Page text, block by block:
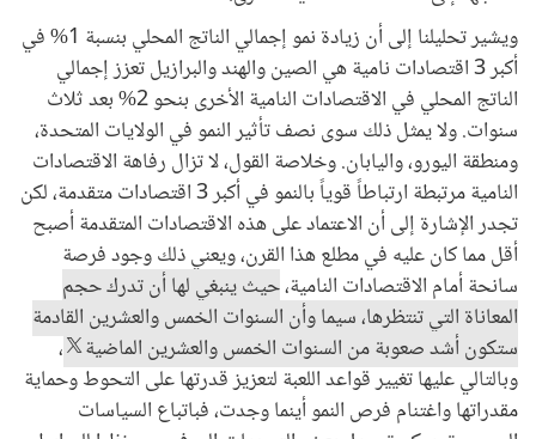
ويشير تحليلنا إلى أن زيادة نمو إجمالي الناتج المحلي بنسبة 1% في
أكبر 3 اقتصادات نامية هي الصين والهند والبرازيل تعزز إجمالي
الناتج المحلي في الاقتصادات النامية الأخرى بنحو 2% بعد ثلاث
سنوات. ولا يمثل ذلك سوى نصف تأثير النمو في الولايات المتحدة،
ومنطقة اليورو، واليابان. وخلاصة القول، لا تزال رفاهة الاقتصادات
النامية مرتبطة ارتباطاً قوياً بالنمو في أكبر 3 اقتصادات متقدمة، لكن
تجدر الإشارة إلى أن الاعتماد على هذه الاقتصادات المتقدمة أصبح
أقل مما كان عليه في مطلع هذا القرن، ويعني ذلك وجود فرصة
سانحة أمام الاقتصادات النامية،حيث ينبغي لها أن تدرك حجم
المعاناة التي تنتظرها، سيما وأن السنوات الخمس والعشرين القادمة
ستكون أشد صعوبة من السنوات الخمس والعشرين الماضية
،
وبالتالي عليها تغيير قواعد اللعبة لتعزيز قدرتها على التحوط وحماية
مقدراتها واغتنام فرص النمو أينما وجدت، فباتباع السياسات